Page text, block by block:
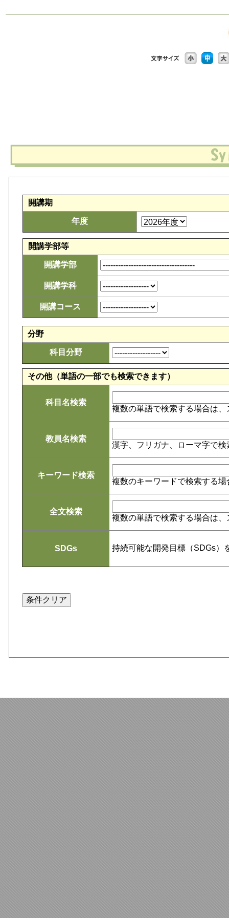
開講期
年度
開講学部等
開講学部
開講学科
開講コース
分野
科目分野
その他（単語の一部でも検索できます）
科目名検索
複数の単語で検索する場合は
教員名検索
漢字、フリガナ、ローマ字で検
キーワード検索
複数のキーワードで検索する
全文検索
複数の単語で検索する場合は
SDGs 持続可能な開発目標（SDGs）